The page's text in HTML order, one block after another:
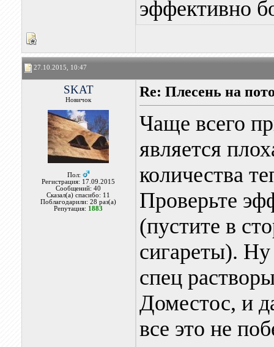
эффективно
27.10.2015, 10:47
SKAT
Новичок
Пол:
Регистрация: 17.09.2015
Сообщений: 40
Сказал(а) спасибо: 11
Поблагодарили: 28 раз(а)
Репутация: 1883
Re: Плесень на
Чаще всего
является
количества
Проверьте
(пустите в
сигареты).
спец
Доместос, и
все это не